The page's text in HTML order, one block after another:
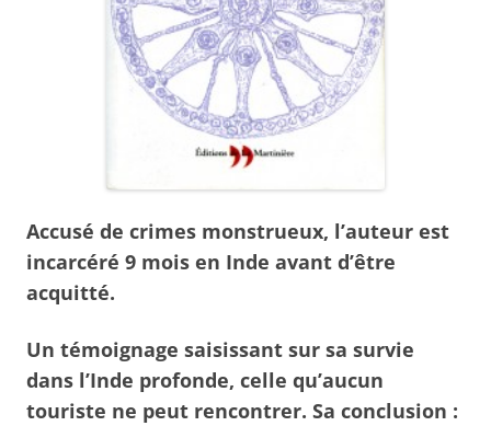
Accusé de crimes monstrueux, l’auteur est
incarcéré 9 mois en Inde avant d’être
acquitté.
Un témoignage saisissant sur sa survie
dans l’Inde profonde, celle qu’aucun
touriste ne peut rencontrer. Sa conclusion :